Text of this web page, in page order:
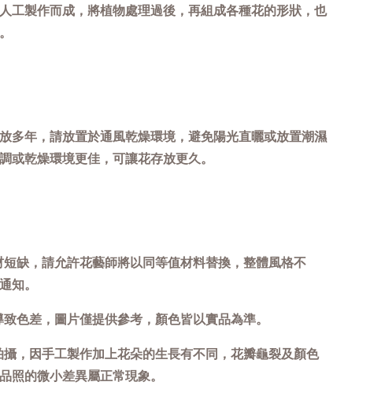
工製作而成，將植物處理過後，再組成各種花的形狀，也
多年，請放置於通風乾燥環境，避免陽光直曬或放置潮濕
或乾燥環境更佳，可讓花存放更久。
缺，請允許花藝師將以同等值材料替換，整體風格不
知。
色差，圖片僅提供參考，顏色皆以實品為準。
，因手工製作加上花朵的生長有不同，花瓣龜裂及顏色
照的微小差異屬正常現象。